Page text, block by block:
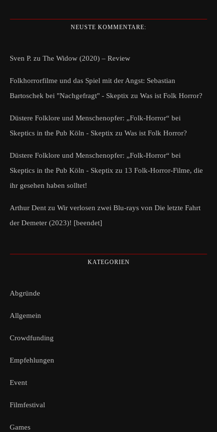
NEUSTE KOMMENTARE:
Sven P. zu The Widow (2020) – Review
Folkhorrorfilme und das Spiel mit der Angst: Sebastian
Bartoschek bei "Nachgefragt" - Skeptix zu Was ist Folk Horror?
Düstere Folklore und Menschenopfer: „Folk-Horror“ bei
Skeptics in the Pub Köln - Skeptix zu Was ist Folk Horror?
Düstere Folklore und Menschenopfer: „Folk-Horror“ bei
Skeptics in the Pub Köln - Skeptix zu 13 Folk-Horror-Filme, die
ihr gesehen haben solltet!
Arthur Dent zu Wir verlosen zwei Blu-rays von Die letzte Fahrt
der Demeter (2023)! [beendet]
KATEGORIEN
Abgründe
Allgemein
Crowdfunding
Empfehlungen
Event
Filmfestival
Games